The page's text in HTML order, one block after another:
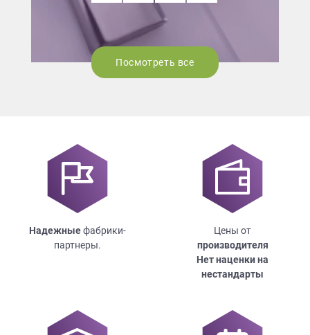
Посмотреть все
Надежныефабрики-
партнеры.
Цены от
производителя
Нет наценки на
нестандарты